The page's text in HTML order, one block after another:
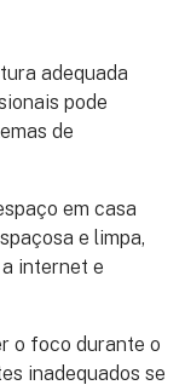
adequada
pode
de
em casa
e limpa,
internet e
o foco durante o
inadequados se